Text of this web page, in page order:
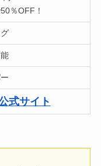
％OFF！
式サイト